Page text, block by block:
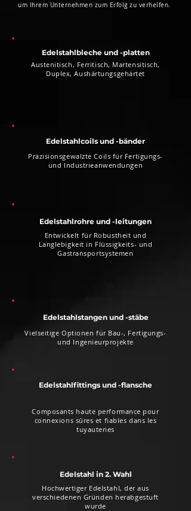
um Ihrem Unternehmen zum Erfolg zu verhelfen.
Edelstahlbleche und -platten
Austenitisch, Ferritisch, Martensitisch,
Duplex, Aushärtungsgehärtet
Edelstahlcoils und -bänder
Präzisionsgewalzte Coils für Fertigungs-
und Industrieanwendungen
Edelstahlrohre und -leitungen
Entwickelt für Robustheit und
Langlebigkeit in Flüssigkeits- und
Gastransportsystemen
Edelstahlstangen und -stäbe
Vielseitige Optionen für Bau-, Fertigungs-
und Ingenieurprojekte
Edelstahlfittings und -flansche
Composants haute performance pour
connexions sûres et fiables dans les
tuyauteries
Hochwertiger Edelstahl, der aus
verschiedenen Gründen herabgestuft
wurde
Edelstahl in 2. Wahl